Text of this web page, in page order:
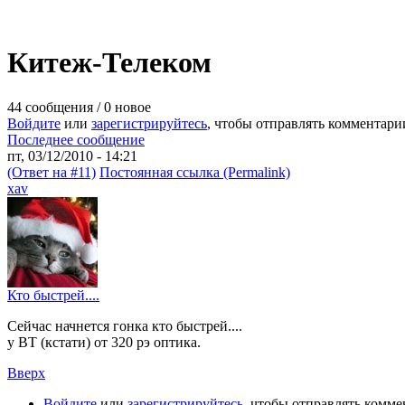
Китеж-Телеком
44 сообщения / 0 новое
Войдите или зарегистрируйтесь, чтобы отправлять
Последнее сообщение
пт, 03/12/2010 - 14:21
(Ответ на #11) Постоянная ссылка (Permalink)
xav
Кто быстрей....
Сейчас начнется гонка кто быстрей....
у ВТ (кстати) от 320 рэ оптика.
Вверх